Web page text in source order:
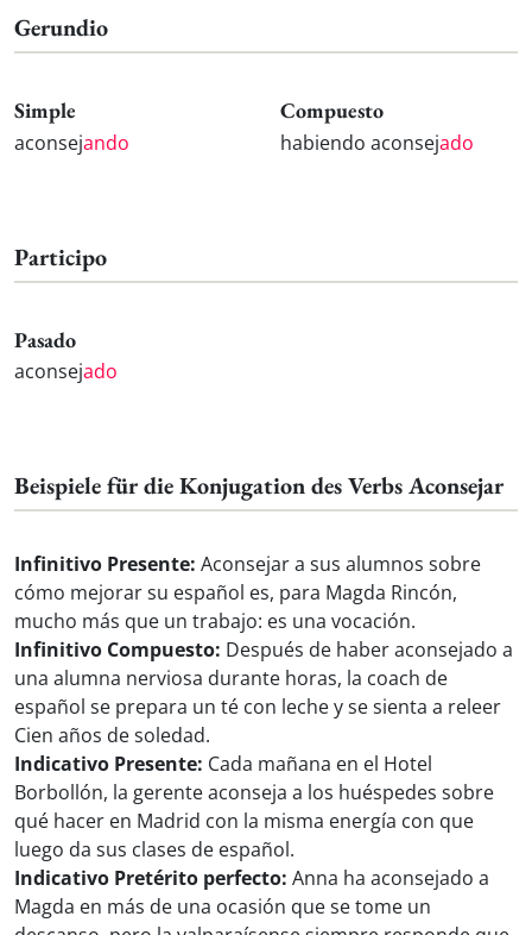
Gerundio
Simple
aconsejando
Compuesto
habiendo aconsejado
Participo
Pasado
aconsejado
Beispiele für die Konjugation des Verbs Aconsejar
Infinitivo Presente: Aconsejar a sus alumnos sobre
cómo mejorar su español es, para Magda Rincón,
mucho más que un trabajo: es una vocación.
Infinitivo Compuesto: Después de haber aconsejado a
una alumna nerviosa durante horas, la coach de
español se prepara un té con leche y se sienta a releer
Cien años de soledad.
Indicativo Presente: Cada mañana en el Hotel
Borbollón, la gerente aconseja a los huéspedes sobre
qué hacer en Madrid con la misma energía con que
luego da sus clases de español.
Indicativo Pretérito perfecto: Anna ha aconsejado a
Magda en más de una ocasión que se tome un